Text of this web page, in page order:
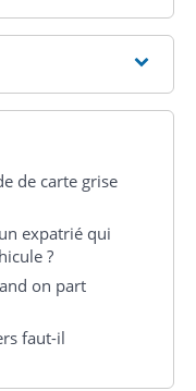
de carte grise
expatrié qui
?
on part
faut-il